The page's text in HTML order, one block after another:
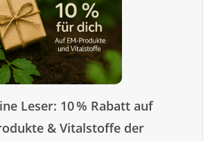
Leser: 10 % Rabatt auf
& Vitalstoffe der